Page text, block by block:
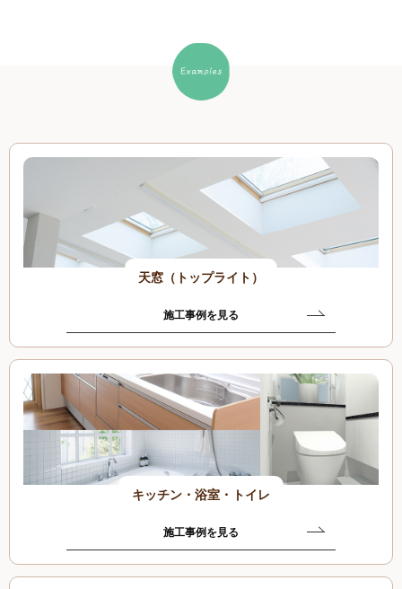
天窓（トップライト）
施工事例を見る
キッチン・浴室・トイレ
施工事例を見る